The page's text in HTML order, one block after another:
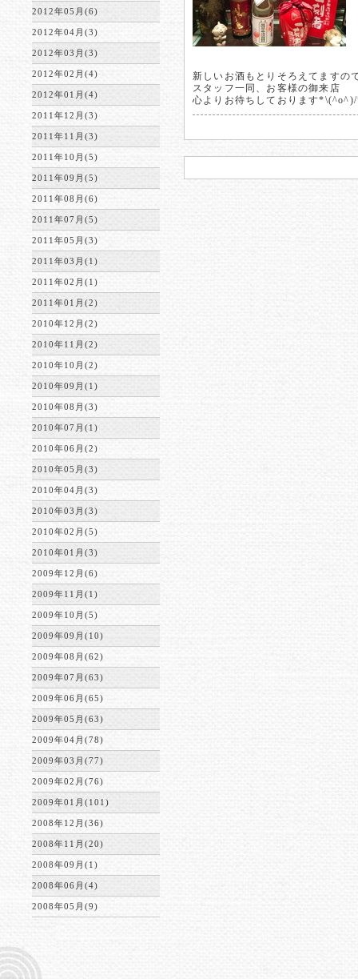
2012年05月(6)
2012年04月(3)
2012年03月(3)
2012年02月(4)
2012年01月(4)
2011年12月(3)
2011年11月(3)
2011年10月(5)
2011年09月(5)
2011年08月(6)
2011年07月(5)
2011年05月(3)
2011年03月(1)
2011年02月(1)
2011年01月(2)
2010年12月(2)
2010年11月(2)
2010年10月(2)
2010年09月(1)
2010年08月(3)
2010年07月(1)
2010年06月(2)
2010年05月(3)
2010年04月(3)
2010年03月(3)
2010年02月(5)
2010年01月(3)
2009年12月(6)
2009年11月(1)
2009年10月(5)
2009年09月(10)
2009年08月(62)
2009年07月(63)
2009年06月(65)
2009年05月(63)
2009年04月(78)
2009年03月(77)
2009年02月(76)
2009年01月(101)
2008年12月(36)
2008年11月(20)
2008年09月(1)
2008年06月(4)
2008年05月(9)
新しいお酒もとりそろえてますの
スタッフ一同、お客様の御来店
心よりお待ちしております